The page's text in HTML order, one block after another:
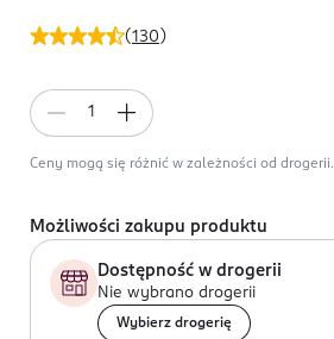
(130 )
Ceny mogą się różnić w zależności od drogerii.
Możliwości zakupu produktu
Dostępność w drogerii
Nie wybrano drogerii
Wybierz drogerię